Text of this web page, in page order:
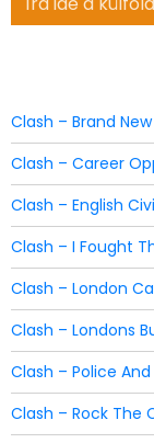
for:
Clash – Brand
Clash – Career
Clash – English
Clash – I Fought
Clash – London
Clash – Londons
Clash – Police
Clash – Rock The